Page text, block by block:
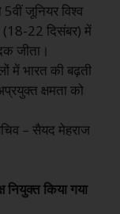
जूनियर विश्व
(18-22 दिसंबर) में
जीता।
में भारत की बढ़ती
क्षमता को
– सैयद मेहराज
नियुक्त किया गया